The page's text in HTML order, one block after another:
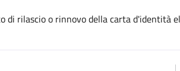
di rilascio o rinnovo della carta d'identità